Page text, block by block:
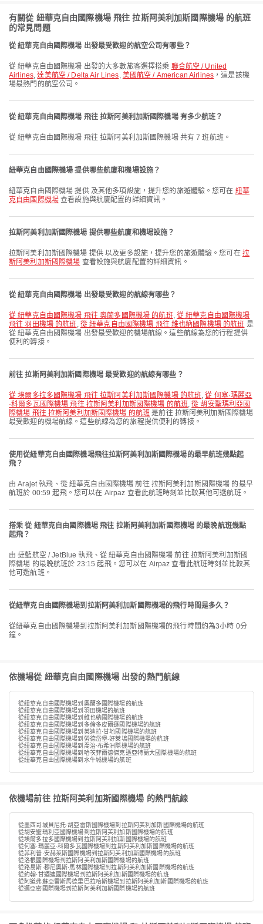
有關從 紐華克自由國際機場 飛往 拉斯阿美利加斯國際機場 的航班
的常見問題
從 紐華克自由國際機場 出發最受歡迎的航空公司有哪些？
從 紐華克自由國際機場 出發的大多數旅客選擇搭乘 聯合航空 / United
Airlines,達美航空 / Delta Air Lines, 美國航空 / American Airlines ，這是該機
場最熱門的航空公司。
從 紐華克自由國際機場 飛往 拉斯阿美利加斯國際機場 有多少航班？
從 紐華克自由國際機場 飛往 拉斯阿美利加斯國際機場 共有 7 班航班。
紐華克自由國際機場 提供哪些航廈和機場設施？
紐華克自由國際機場 提供 及其他多項設施，提升您的旅遊體驗。您可在 紐華
克自由國際機場查看設施與航廈配置的詳細資訊。
拉斯阿美利加斯國際機場 提供哪些航廈和機場設施？
拉斯阿美利加斯國際機場 提供 以及更多設施，提升您的旅遊體驗。您可在 拉
斯阿美利加斯國際機場 查看設施與航廈配置的詳細資訊。
從 紐華克自由國際機場 出發最受歡迎的航線有哪些？
從 紐華克自由國際機場 飛往 奧蘭多國際機場 的航班, 從 紐華克自由國際機場
飛往 羽田機場 的航班 , 從 紐華克自由國際機場 飛往 維也納國際機場 的航班 是
從 紐華克自由國際機場 出發最受歡迎的機場航線。這些航線為您的行程提供
便利的轉接。
前往 拉斯阿美利加斯國際機場 最受歡迎的航線有哪些？
從 埃爾多拉多國際機場 飛往 拉斯阿美利加斯國際機場 的航班,從 何塞·瑪麗亞
·科爾多瓦國際機場 飛往 拉斯阿美利加斯國際機場 的航班,從 胡安聖瑪利亞國
際機場 飛往 拉斯阿美利加斯國際機場 的航班 是前往 拉斯阿美利加斯國際機場
最受歡迎的機場航線。這些航線為您的旅程提供便利的轉接。
使用從紐華克自由國際機場飛往拉斯阿美利加斯國際機場的最早航班幾點起
飛？
由 Arajet 執飛、從 紐華克自由國際機場 前往 拉斯阿美利加斯國際機場 的最早
航班於 00:59 起飛。您可以在 Airpaz 查看此航班時刻並比較其他可選航班。
搭乘 從 紐華克自由國際機場 飛往 拉斯阿美利加斯國際機場 的最晚航班幾點
起飛？
由 捷藍航空 / JetBlue 執飛、從 紐華克自由國際機場 前往 拉斯阿美利加斯國
際機場 的最晚航班於 23:15 起飛。您可以在 Airpaz 查看此航班時刻並比較其
他可選航班。
從紐華克自由國際機場到拉斯阿美利加斯國際機場的飛行時間是多久？
從紐華克自由國際機場到拉斯阿美利加斯國際機場的飛行時間約為3小時 0分
鐘。
依機場從 紐華克自由國際機場 出發的熱門航線
從紐華克自由國際機場到奧蘭多國際機場的航班
從紐華克自由國際機場到羽田機場的航班
從紐華克自由國際機場到維也納國際機場的航班
從紐華克自由國際機場到多倫多皮爾遜國際機場的航班
從紐華克自由國際機場到英迪拉·甘地國際機場的航班
從紐華克自由國際機場到勞德岱堡-好萊塢國際機場的航班
從紐華克自由國際機場到喬治·布希洲際機場的航班
從紐華克自由國際機場到哈茨菲爾德傑克遜亞特蘭大國際機場的航班
從紐華克自由國際機場到水牛城機場的航班
依機場前往 拉斯阿美利加斯國際機場 的熱門航線
從墨西哥城貝尼托·胡亞雷斯國際機場到拉斯阿美利加斯國際機場的航班
從胡安聖瑪利亞國際機場到拉斯阿美利加斯國際機場的航班
從埃爾多拉多國際機場到拉斯阿美利加斯國際機場的航班
從何塞·瑪麗亞·科爾多瓦國際機場到拉斯阿美利加斯國際機場的航班
從菲利普·安赫萊斯國際機場到拉斯阿美利加斯國際機場的航班
從洛根國際機場到拉斯阿美利加斯國際機場的航班
從路易斯·穆尼奧斯·馬林國際機場到拉斯阿美利加斯國際機場的航班
從約翰·甘迺迪國際機場到拉斯阿美利加斯國際機場的航班
從阿道弗蘇亞雷斯馬德里巴拉哈斯機場到拉斯阿美利加斯國際機場的航班
從邁亞密國際機場到拉斯阿美利加斯國際機場的航班